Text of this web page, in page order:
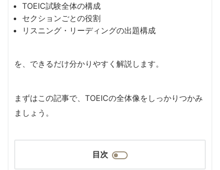
TOEIC試験全体の構成
セクションごとの役割
リスニング・リーディングの出題構成
を、できるだけ分かりやすく解説します。
まずはこの記事で、TOEICの全体像をしっかりつかみ
ましょう。
目次